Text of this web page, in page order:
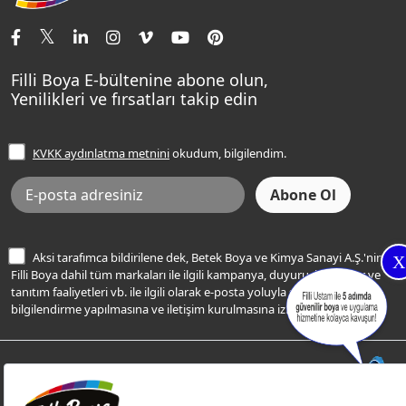
X
Tavan Boyaları
Ev Bakım ve Hobi Boyaları
Yatak Odası Renkleri
Sentomaxx Sentetik Boya
Sentomaxx İpeksi Mat
Momento Life
Şampanya Rengi
Açık Mavi Rengi
Frezya Rengi
İletişim Bilgilerimiz
Renk Danışma
Filli Ustam
Sıkça Sorulan Sorular
Ücretsiz Yalıtım Keşif Hizmeti
Bilgi Toplumu Hizmetleri
İnternet Sitesi Kullanım Koşulları
KVKK Talep Formu
KVKK Aydınlatma Metni
Filli Boya E-bültenine abone olun,
Yenilikleri ve fırsatları takip edin
KVKK aydınlatma metniniokudum, bilgilendim.
Aksi tarafımca bildirilene dek, Betek Boya ve Kimya Sanayi A.Ş.'nin
Filli Boya dahil tüm markaları ile ilgili kampanya, duyuru, hizmetler ve
tanıtım faaliyetleri vb. ile ilgili olarak e-posta yoluyla şahsıma
bilgilendirme yapılmasına ve iletişim kurulmasına izin veriyorum.